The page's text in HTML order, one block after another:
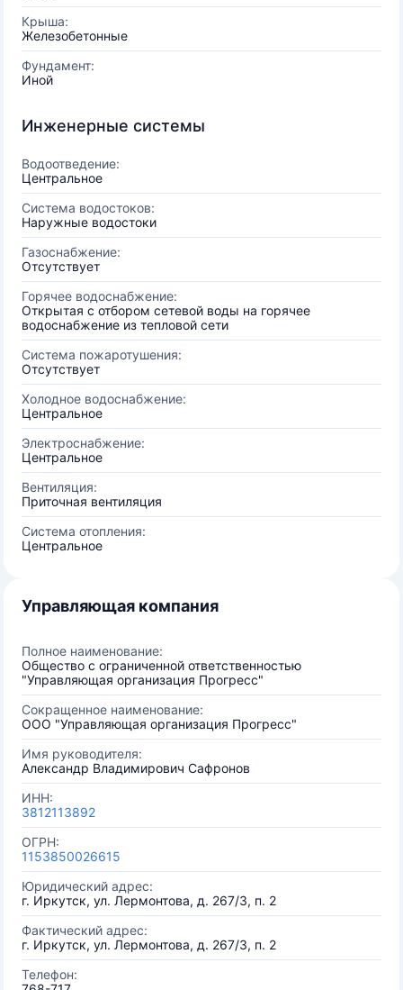
Крыша:
Железобетонные
Фундамент:
Иной
Инженерные системы
Водоотведение:
Центральное
Система водостоков:
Наружные водостоки
Газоснабжение:
Отсутствует
Горячее водоснабжение:
Открытая с отбором сетевой воды на горячее
водоснабжение из тепловой сети
Система пожаротушения:
Отсутствует
Холодное водоснабжение:
Центральное
Электроснабжение:
Центральное
Вентиляция:
Приточная вентиляция
Система отопления:
Центральное
Управляющая компания
Полное наименование:
Общество с ограниченной ответственностью
"Управляющая организация Прогресс"
Сокращенное наименование:
ООО "Управляющая организация Прогресс"
Имя руководителя:
Александр Владимирович Сафронов
ИНН:
3812113892
ОГРН:
1153850026615
Юридический адрес:
г. Иркутск, ул. Лермонтова, д. 267/3, п. 2
Фактический адрес:
г. Иркутск, ул. Лермонтова, д. 267/3, п. 2
Телефон: